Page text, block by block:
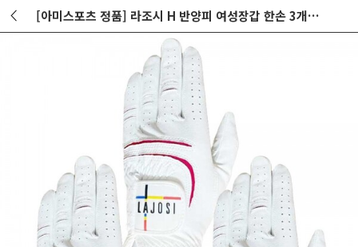
[아미스포츠 정품] 라조시 H 반양피 여성장갑 한손 3개 세트 GF